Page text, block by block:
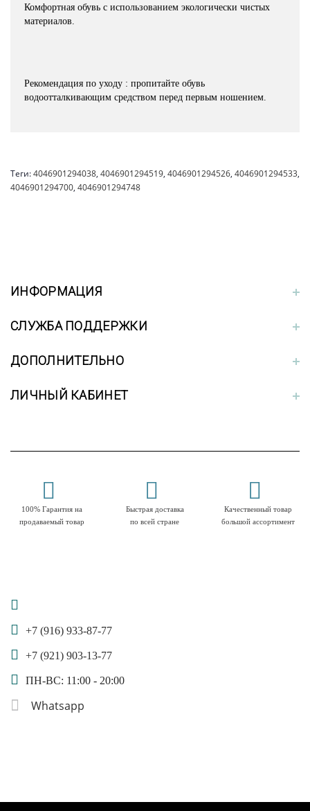
Комфортная обувь с использованием экологически чистых
материалов.
Рекомендация по уходу : пропитайте обувь
водоотталкивающим средством перед первым ношением.
Теги:4046901294038, 4046901294519, 4046901294526, 4046901294533,
4046901294700, 4046901294748
ИНФОРМАЦИЯ
СЛУЖБА ПОДДЕРЖКИ
ДОПОЛНИТЕЛЬНО
ЛИЧНЫЙ КАБИНЕТ
100% Гарантия на
продаваемый товар
Быстрая доставка
по всей стране
Качественный товар
большой ассортимент
+7 (916) 933-87-77
+7 (921) 903-13-77
ПН-ВС: 11:00 - 20:00
Whatsapp